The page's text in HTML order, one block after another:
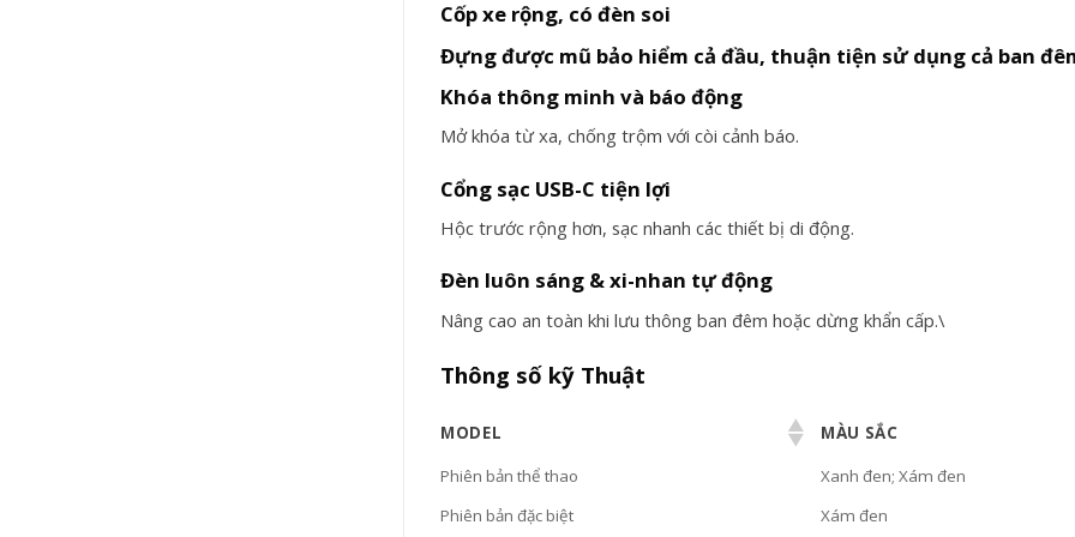
Cốp xe rộng, có đèn soi
Đựng được mũ bảo hiểm cả đầu, thuận tiện sử dụng cả ban
Khóa thông minh và báo động
Mở khóa từ xa, chống trộm với còi cảnh báo.
Cổng sạc USB-C tiện lợi
Hộc trước rộng hơn, sạc nhanh các thiết bị di động.
Đèn luôn sáng & xi-nhan tự động
Nâng cao an toàn khi lưu thông ban đêm hoặc dừng khẩn cấp.\
Thông số kỹ Thuật
MODEL
MÀU SẮC
Phiên bản thể thao
Xanh đen; Xám đen
Phiên bản đặc biệt
Xám đen